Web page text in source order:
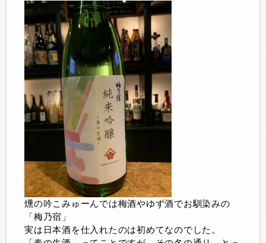
燻の吟こみゅーんでは梅酒やゆず酒でお馴染みの
「梅乃宿」
実は日本酒を仕入れたのは初めてなのでした。